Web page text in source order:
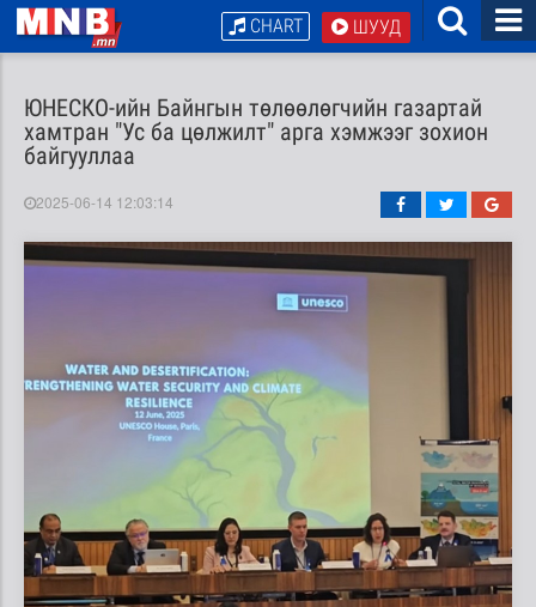
ШУУД
CHART
ЮНЕСКО-ийн Байнгын төлөөлөгчийн газартай
хамтран "Ус ба цөлжилт" арга хэмжээг зохион
байгууллаа
2025-06-14 12:03:14